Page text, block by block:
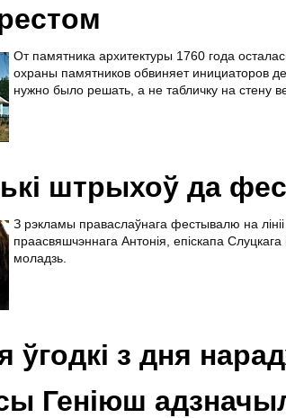
От памятника архитектуры 1760 года
охраны памятников обвиняет инициаторов
нужно было решать, а не табличку на стену
штрыхоў да
З рэкламы праваслаўнага фестывалю на
праасвяшчэннага Антонія, епіскапа
моладзь.
ўгодкі з дня
Геніюш